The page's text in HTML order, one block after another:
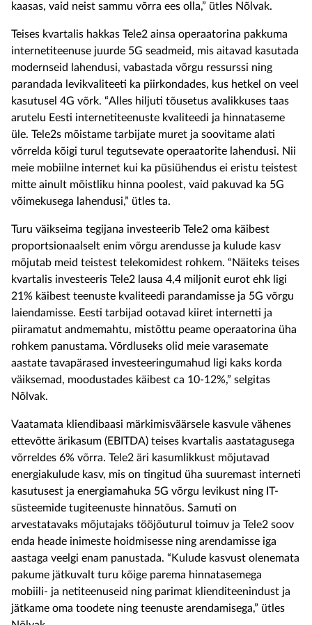
kaasas, vaid neist sammu võrra ees olla,” ütles Nõlvak.
Teises kvartalis hakkas Tele2 ainsa operaatorina pakkuma
internetiteenuse juurde 5G seadmeid, mis aitavad kasutada
modernseid lahendusi, vabastada võrgu ressurssi ning
parandada levikvaliteeti ka piirkondades, kus hetkel on veel
kasutusel 4G võrk. “Alles hiljuti tõusetus avalikkuses taas
arutelu Eesti internetiteenuste kvaliteedi ja hinnataseme
üle. Tele2s mõistame tarbijate muret ja soovitame alati
võrrelda kõigi turul tegutsevate operaatorite lahendusi. Nii
meie mobiilne internet kui ka püsiühendus ei eristu teistest
mitte ainult mõistliku hinna poolest, vaid pakuvad ka 5G
võimekusega lahendusi,” ütles ta.
Turu väikseima tegijana investeerib Tele2 oma käibest
proportsionaalselt enim võrgu arendusse ja kulude kasv
mõjutab meid teistest telekomidest rohkem. “Näiteks teises
kvartalis investeeris Tele2 lausa 4,4 miljonit eurot ehk ligi
21% käibest teenuste kvaliteedi parandamisse ja 5G võrgu
laiendamisse. Eesti tarbijad ootavad kiiret internetti ja
piiramatut andmemahtu, mistõttu peame operaatorina üha
rohkem panustama. Võrdluseks olid meie varasemate
aastate tavapärased investeeringumahud ligi kaks korda
väiksemad, moodustades käibest ca 10-12%,” selgitas
Nõlvak.
Vaatamata kliendibaasi märkimisväärsele kasvule vähenes
ettevõtte ärikasum (EBITDA) teises kvartalis aastatagusega
võrreldes 6% võrra. Tele2 äri kasumlikkust mõjutavad
energiakulude kasv, mis on tingitud üha suuremast interneti
kasutusest ja energiamahuka 5G võrgu levikust ning IT-
süsteemide tugiteenuste hinnatõus. Samuti on
arvestatavaks mõjutajaks tööjõuturul toimuv ja Tele2 soov
enda heade inimeste hoidmisesse ning arendamisse iga
aastaga veelgi enam panustada. “Kulude kasvust olenemata
pakume jätkuvalt turu kõige parema hinnatasemega
mobiili- ja netiteenuseid ning parimat klienditeenindust ja
jätkame oma toodete ning teenuste arendamisega,” ütles